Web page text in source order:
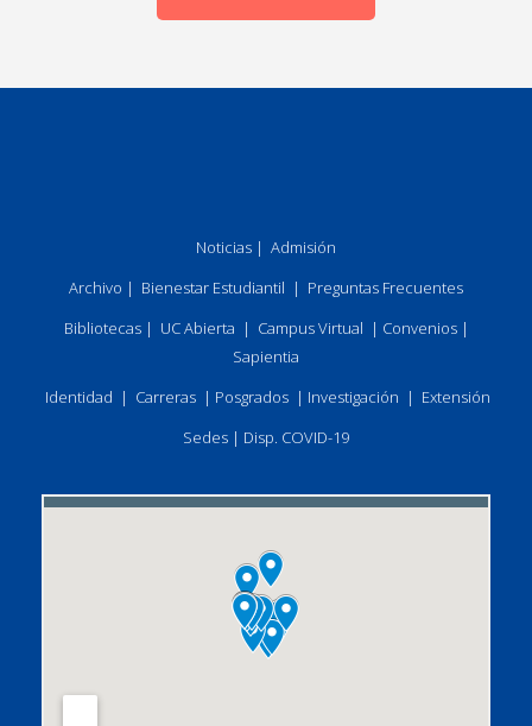
Noticias | Admisión
Archivo | Bienestar Estudiantil | Preguntas Frecuentes
Bibliotecas| UC Abierta | Campus Virtual | Convenios|
Sapientia
Identidad | Carreras | Posgrados | Investigación | Extensión
Sedes | Disp. COVID-19